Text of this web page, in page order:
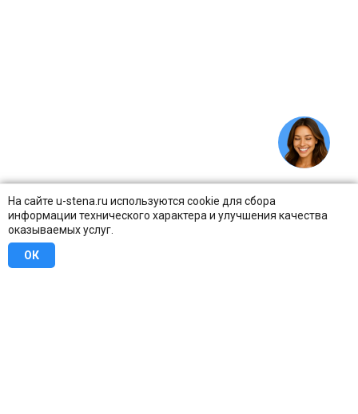
На сайте u-stena.ru используются cookie для сбора
информации технического характера и улучшения качества
оказываемых услуг.
ОК